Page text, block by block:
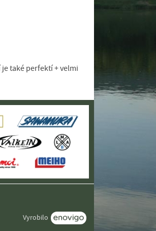
je také perfektí + velmi
Vyrobilo